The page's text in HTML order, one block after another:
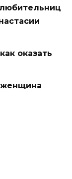
оказать
женщина